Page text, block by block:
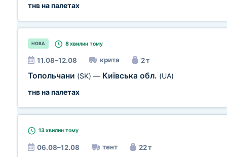
тнв на палетах
НОВА 8 хвилин тому
11.08–12.08 крита 2 т
Топольчани (SK) — Київська обл. (UA)
тнв на палетах
13 хвилин тому
06.08–12.08 тент 22 т